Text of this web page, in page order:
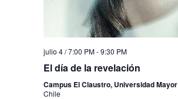
julio 4 / 7:00 PM-9:30 PM
El día de la revelación
Campus El Claustro, Universidad Mayor
Chile